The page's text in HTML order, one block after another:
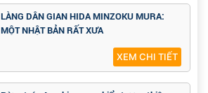
LÀNG DÂN GIAN HIDA MINZOKU MURA:
MỘT NHẬT BẢN RẤT XƯA
XEM CHI TIẾT